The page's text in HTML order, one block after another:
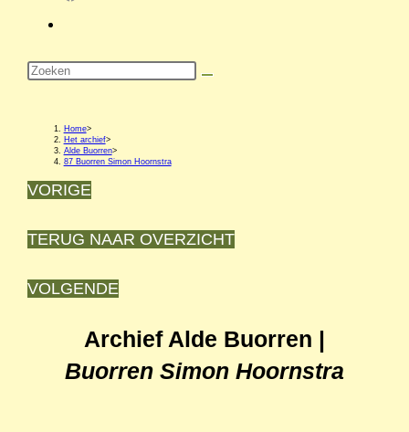
Zoek
deze Home>
Het archief>
Alde Buorren>
87 Buorren Simon Hoornstra
VORIGE
TERUG NAAR OVERZICHT
VOLGENDE
Archief Alde Buorren |
Buorren Simon Hoornstra